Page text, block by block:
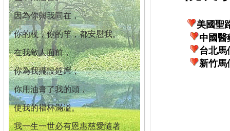
因為你與我同在，
你的杖，你的竿，都安慰我。
在我敵人面前，
你為我擺設筵席；
你用油膏了我的頭，
使我的福杯滿溢。
我一生一世必有恩惠慈愛隨著
美國聖
中國醫
台北馬
新竹馬